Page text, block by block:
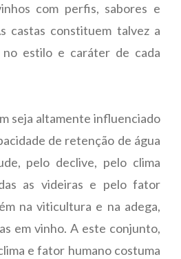
com perfis, sabores e
castas constituem talvez a
no estilo e caráter de cada
seja altamente influenciado
de retenção de água
pelo declive, pelo clima
as videiras e pelo fator
na viticultura e na adega,
em vinho. A este conjunto,
e fator humano costuma